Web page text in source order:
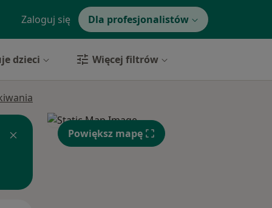
Zaloguj się Dla profesjonalistów
dzieci Więcej filtrów
Powiększ mapę